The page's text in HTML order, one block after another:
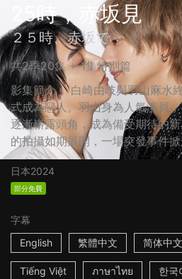
25時，赤坂見
２５時、赤坂で
共2季20集 + 1集特別篇
影集簡介： 白崎由岐與羽山麻水
式成為戀人。羽山身為人氣演員
逐漸嶄露頭角，成為備受期待的
的拍攝如期展開，一場突發事件
日本2024
部分免費
字幕
English
繁體中文 简体中文
Tiếng Việt ภาษาไทย 한국